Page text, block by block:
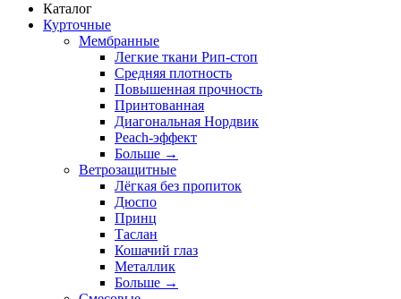
Каталог
Курточные
Мембранные
Легкие ткани Рип-стоп
Средняя плотность
Повышенная прочность
Принтованная
Диагональная Нордвик
Peach-эффект
Больше →
Ветрозащитные
Лёгкая без пропиток
Дюспо
Принц
Таслан
Кошачий глаз
Металлик
Больше →